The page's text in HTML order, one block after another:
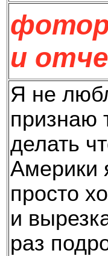
и
Я не
признаю
делать
Америки
просто
и
раз